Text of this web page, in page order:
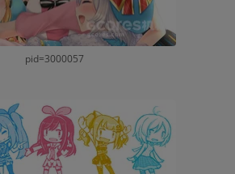
pid=3000057